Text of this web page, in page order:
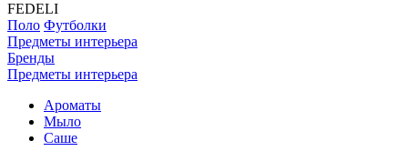
FEDELI
Поло Футболки
Предметы интерьера
Бренды
Предметы интерьера
Ароматы
Мыло
Саше